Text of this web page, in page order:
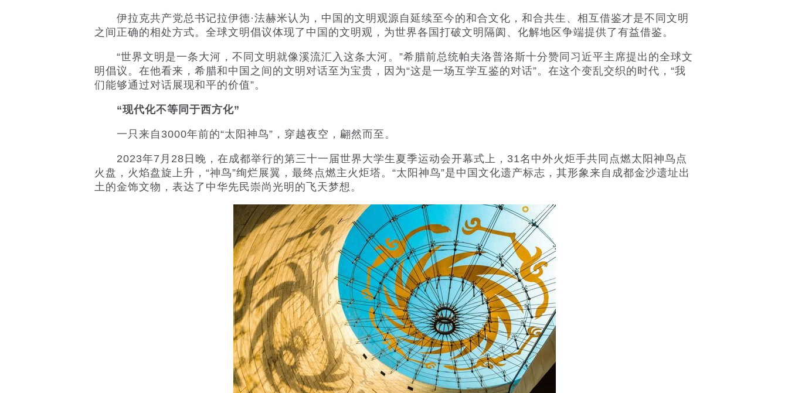
伊拉克共产党总书记拉伊德·法赫米认为，中国的文明观源自延续至今的和合文化，和合共生、相互借鉴才是不同文明
之间正确的相处方式。全球文明倡议体现了中国的文明观，为世界各国打破文明隔阂、化解地区争端提供了有益借鉴。
“世界文明是一条大河，不同文明就像溪流汇入这条大河。”希腊前总统帕夫洛普洛斯十分赞同习近平主席提出的全球文
明倡议。在他看来，希腊和中国之间的文明对话至为宝贵，因为“这是一场互学互鉴的对话”。在这个变乱交织的时代，“我
们能够通过对话展现和平的价值”。
“现代化不等同于西方化”
一只来自3000年前的“太阳神鸟”，穿越夜空，翩然而至。
2023年7月28日晚，在成都举行的第三十一届世界大学生夏季运动会开幕式上，31名中外火炬手共同点燃太阳神鸟点
火盘，火焰盘旋上升，“神鸟”绚烂展翼，最终点燃主火炬塔。“太阳神鸟”是中国文化遗产标志，其形象来自成都金沙遗址出
土的金饰文物，表达了中华先民崇尚光明的飞天梦想。